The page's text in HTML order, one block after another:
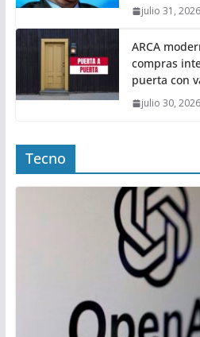
julio 31, 2026
ARCA
compras
puerta con
julio 30, 2026
Tecno